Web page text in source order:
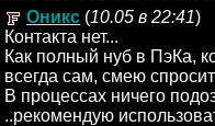
Оникс (10.05 в 22:41)
Контакта нет...
Как полный нуб в ПэКа,
всегда сам, смею
В процессах ничего
..рекомендую